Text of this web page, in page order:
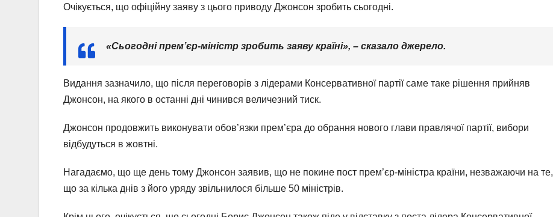
Очікується, що офіційну заяву з цього приводу Джонсон зробить сьогодні.
«Сьогодні прем’єр-міністр зробить заяву країні», – сказало джерело.
Видання зазначило, що після переговорів з лідерами Консервативної партії саме таке рішення прийняв
Джонсон, на якого в останні дні чинився величезний тиск.
Джонсон продовжить виконувати обов’язки прем’єра до обрання нового глави правлячої партії, вибори
відбудуться в жовтні.
Нагадаємо, що ще день тому Джонсон заявив, що не покине пост прем’єр-міністра країни, незважаючи на те,
що за кілька днів з його уряду звільнилося більше 50 міністрів.